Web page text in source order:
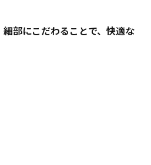
部にこだわることで、快適な